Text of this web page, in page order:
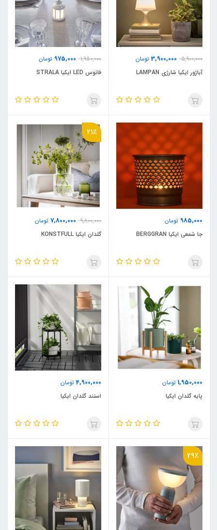
5,900,000
3,900,000 تومان
آباژور ایکیا شارژی LAMPAN
1,950,000
975,000 تومان
فانوس LED ایکیا STRALA
985,000 تومان
جا شمعی ایکیا BERGGRAN
21٪
9,800,000
7,800,000 تومان
گلدان ایکیا KONSTFULL
1,950,000 تومان
پایه گلدان ایکیا
4,900,000تومان
استند گلدان ایکیا
29٪